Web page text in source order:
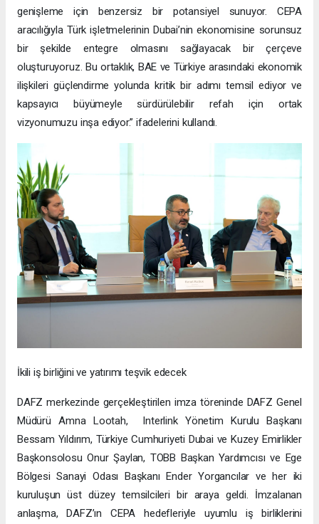
genişleme için benzersiz bir potansiyel sunuyor. CEPA
aracılığıyla Türk işletmelerinin Dubai’nin ekonomisine sorunsuz
bir şekilde entegre olmasını sağlayacak bir çerçeve
oluşturuyoruz. Bu ortaklık, BAE ve Türkiye arasındaki ekonomik
ilişkileri güçlendirme yolunda kritik bir adımı temsil ediyor ve
kapsayıcı büyümeyle sürdürülebilir refah için ortak
vizyonumuzu inşa ediyor.” ifadelerini kullandı.
İkili iş birliğini ve yatırımı teşvik edecek
DAFZ merkezinde gerçekleştirilen imza töreninde DAFZ Genel
Müdürü Amna Lootah, Interlink Yönetim Kurulu Başkanı
Bessam Yıldırım, Türkiye Cumhuriyeti Dubai ve Kuzey Emirlikler
Başkonsolosu Onur Şaylan, TOBB Başkan Yardımcısı ve Ege
Bölgesi Sanayi Odası Başkanı Ender Yorgancılar ve her iki
kuruluşun üst düzey temsilcileri bir araya geldi. İmzalanan
anlaşma, DAFZ’ın CEPA hedefleriyle uyumlu iş birliklerini